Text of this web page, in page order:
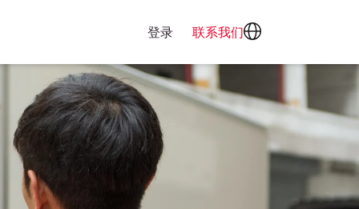
登录 联系我们